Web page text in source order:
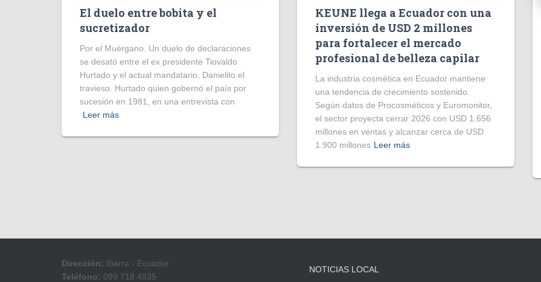
El duelo entre bobita y el
sucretizador
Por el Muérgano. Un duelo de declaraciones
se desató entre el ex presidente Tiovaldo
Hurtado y el actual mandatario, Danielito el
travieso. Hurtado quien gobernó el país por
sucesión en 1981, en una entrevista con
Leer más
KEUNE llega a Ecuador con una
inversión de USD 2 millones
para fortalecer el mercado
profesional de belleza capilar
La industria cosmética en Ecuador mantiene
una tendencia de crecimiento sostenido.
Según datos de Procosméticos y Euromonitor,
el sector proyecta cerrar 2026 con USD 1.656
millones en ventas y alcanzar cerca de USD
1.900 millones Leer más
Dirección: Ibarra - Ecuador
Teléfono: 099 718 4835
NOTICIAS LOCAL